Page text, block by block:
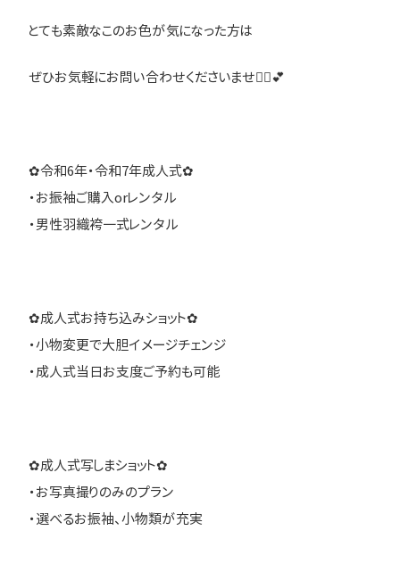
とても素敵なこのお色が気になった方は
ぜひお気軽にお問い合わせくださいませ🙇‍♀️💕
✿令和6年・令和7年成人式✿
・お振袖ご購入orレンタル
・男性羽織袴一式レンタル
✿成人式お持ち込みショット✿
・小物変更で大胆イメージチェンジ
・成人式当日お支度ご予約も可能
✿成人式写しまショット✿
・お写真撮りのみのプラン
・選べるお振袖、小物類が充実